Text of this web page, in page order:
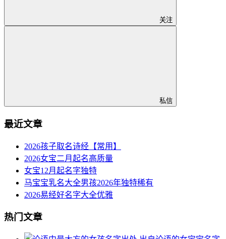
关注
私信
最近文章
2026孩子取名诗经【常用】
2026女宝二月起名高质量
女宝12月起名字独特
马宝宝乳名大全男孩2026年独特稀有
2026易经好名字大全优雅
热门文章